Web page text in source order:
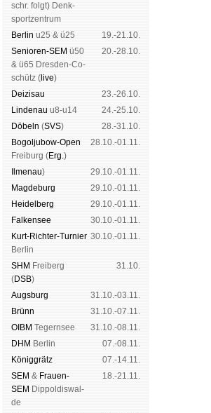
schr. folgt) Denk­
sport­zen­trum
Ber­lin u25 & ü25
19.-21.10.
Senioren-SEM ü50
& ü65 Dres­den-Co­
schütz ( live)
20.-28.10.
Dei­zi­sau
23.-26.10.
Lin­de­nau u8-u14
24.-25.10.
Dö­beln (SVS)
28.-31.10.
Bogoljubow-Open
Frei­burg (Erg.)
28.10.-01.11.
Il­me­nau)
29.10.-01.11.
Mag­de­burg
29.10.-01.11.
Hei­del­berg
29.10.-01.11.
Fal­ken­see
30.10.-01.11.
Kurt-Rich­ter-Tur­nier
Ber­lin
30.10.-01.11.
SHM Frei­berg
(DSB)
31.10.
Augs­burg
31.10.-03.11.
Brünn
31.10.-07.11.
OIBM Tegern­see
31.10.-08.11.
DHM Ber­lin
07.-08.11.
König­grätz
07.-14.11.
SEM & Frauen-
SEM Dip­pol­dis­wal­
de
18.-21.11.